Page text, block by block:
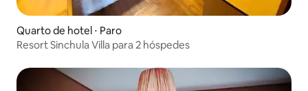
Quarto de hotel ⋅ Paro
Resort Sinchula Villa para 2 hóspedes